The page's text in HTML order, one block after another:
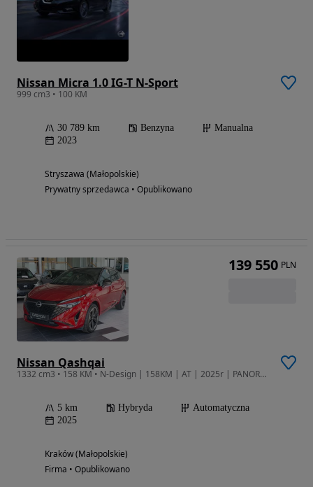
Nissan Micra 1.0 IG-T N-Sport
999 cm3 • 100 KM
30 789 km Benzyna
Manualna
2023
Stryszawa (Małopolskie)
Prywatny sprzedawca • Opublikowano
Nissan Qashqai
1332 cm3 • 158 KM • N-Design | 158KM | AT | 2025r | PANORAMA
5 km Hybryda
Automatyczna
2025
Kraków (Małopolskie)
Firma • Opublikowano
139 550 PLN